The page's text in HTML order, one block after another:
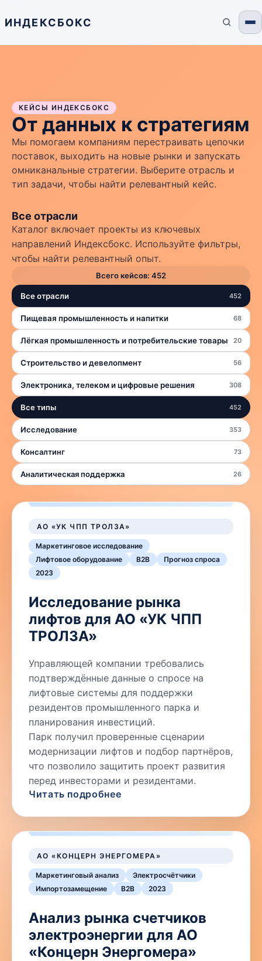
ИНДЕКСБОКС
КЕЙСЫ ИНДЕКСБОКС
От данных к стратегиям
Мы помогаем компаниям перестраивать цепочки
поставок, выходить на новые рынки и запускать
омниканальные стратегии. Выберите отрасль и
тип задачи, чтобы найти релевантный кейс.
Все отрасли
Каталог включает проекты из ключевых
направлений Индексбокс. Используйте фильтры,
чтобы найти релевантный опыт.
Всего кейсов: 452
Все отрасли 452
Пищевая промышленность и напитки 68
Лёгкая промышленность и потребительские товары 20
Строительство и девелопмент 56
Электроника, телеком и цифровые решения 308
Все типы 452
Исследование 353
Консалтинг 73
Аналитическая поддержка 26
АО «УК ЧПП ТРОЛЗА»
Маркетинговое исследование
Лифтовое оборудование
B2B
Прогноз спроса
2023
Исследование рынка
лифтов для АО «УК ЧПП
ТРОЛЗА»
Управляющей компании требовались
подтверждённые данные о спросе на
лифтовые системы для поддержки
резидентов промышленного парка и
планирования инвестиций.
Парк получил проверенные сценарии
модернизации лифтов и подбор партнёров,
что позволило защитить проект развития
перед инвесторами и резидентами.
Читать подробнее
АО «КОНЦЕРН ЭНЕРГОМЕРА»
Маркетинговый анализ
Электросчётчики
Импортозамещение
B2B 2023
Анализ рынка счетчиков
электроэнергии для АО
«Концерн Энергомера»